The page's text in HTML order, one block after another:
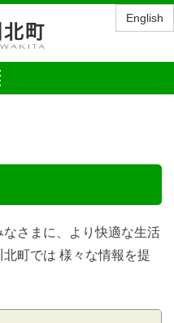
English
さまに、より快適な生活
町では 様々な情報を提